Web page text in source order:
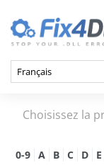
Choisissez la
0-9 A B C D E